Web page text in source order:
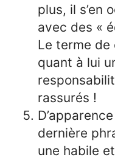
plus, il s’en
avec des «
Le terme de
quant à lui
rassurés !
dernière
une habile